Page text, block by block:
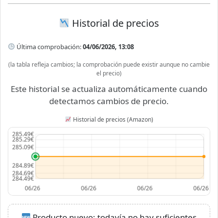
Historial de precios
Última comprobación:04/06/2026, 13:08
(la tabla refleja cambios; la comprobación puede existir aunque no cambie
el precio)
Este historial se actualiza automáticamente cuando
detectamos cambios de precio.
Historial de precios (Amazon)